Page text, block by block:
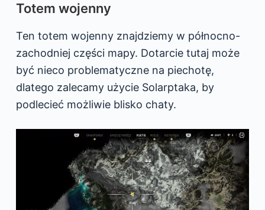
Totem wojenny
Ten totem wojenny znajdziemy w północno-
zachodniej części mapy. Dotarcie tutaj może
być nieco problematyczne na piechotę,
dlatego zalecamy użycie Solarptaka, by
podlecieć możliwie blisko chaty.